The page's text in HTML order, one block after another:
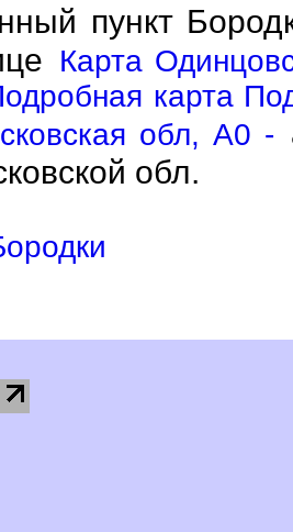
пункт
Карта
карта
обл, A0 -
обл.